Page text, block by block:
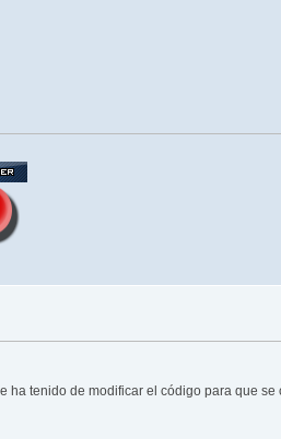
tenido de modificar el código para que se